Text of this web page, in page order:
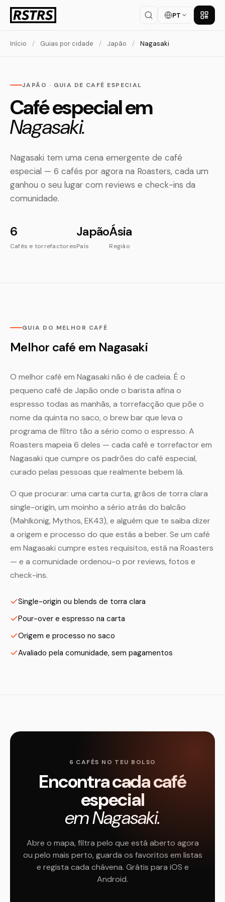
PT Baixar
Início / Guias por cidade / Japão / Nagasaki
JAPÃO · GUIA DE CAFÉ ESPECIAL
Café especial em
Nagasaki.
Nagasaki tem uma cena emergente de café
especial — 6 cafés por agora na Roasters, cada um
ganhou o seu lugar com reviews e check-ins da
comunidade.
6
Cafés e torrefactores
Japão
País
Ásia
Região
GUIA DO MELHOR CAFÉ
Melhor café em Nagasaki
O melhor café em Nagasaki não é de cadeia. É o
pequeno café de Japão onde o barista afina o
espresso todas as manhãs, a torrefacção que põe o
nome da quinta no saco, o brew bar que leva o
programa de filtro tão a sério como o espresso. A
Roasters mapeia 6 deles — cada café e torrefactor em
Nagasaki que cumpre os padrões do café especial,
curado pelas pessoas que realmente bebem lá.
O que procurar: uma carta curta, grãos de torra clara
single-origin, um moinho a sério atrás do balcão
(Mahlkönig, Mythos, EK43), e alguém que te saiba dizer
a origem e processo do que estás a beber. Se um café
em Nagasaki cumpre estes requisitos, está na Roasters
— e a comunidade ordenou-o por reviews, fotos e
check-ins.
Single-origin ou blends de torra clara
Pour-over e espresso na carta
Origem e processo no saco
Avaliado pela comunidade, sem pagamentos
6 CAFÉS NO TEU BOLSO
Encontra cada café
especial
em Nagasaki.
Abre o mapa, filtra pelo que está aberto agora
ou pelo mais perto, guarda os favoritos em listas
e regista cada chávena. Grátis para iOS e
Android.